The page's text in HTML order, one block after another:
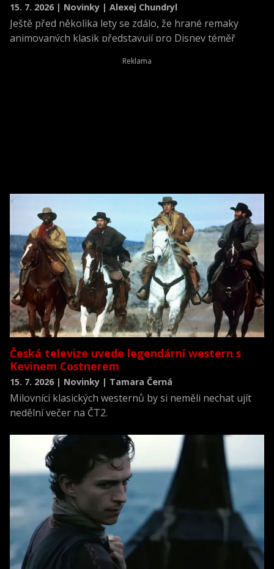
15. 7. 2026 | Novinky | Alexej Chundryl
Ještě před několika lety se zdálo, že hrané remaky
animovaných klasik představují pro Disney téměř
Vaiana (v originále Moana) ale ukazuje, že tato
Česká televize uvede legendární western s
Kevinem Costnerem
15. 7. 2026 | Novinky | Tamara Černá
Milovníci klasických westernů by si neměli nechat ujít
nedělní večer na ČT2.